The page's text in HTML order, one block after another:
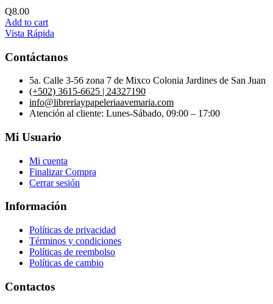
Q8.00
Add to cart
Vista Rápida
Contáctanos
5a. Calle 3-56 zona 7 de Mixco Colonia Jardines de San Juan
(+502) 3615-6625 | 24327190
info@libreriaypapeleriaavemaria.com
Atención al cliente: Lunes-Sábado, 09:00 – 17:00
Mi Usuario
Mi cuenta
Finalizar Compra
Cerrar sesión
Información
Políticas de privacidad
Términos y condiciones
Políticas de reembolso
Políticas de cambio
Contactos